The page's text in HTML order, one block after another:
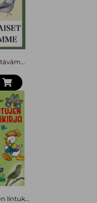
Uhanalaiset ystävämme
Sudenpentujen lintukäsikirja : Paljon tietoa linnuista!